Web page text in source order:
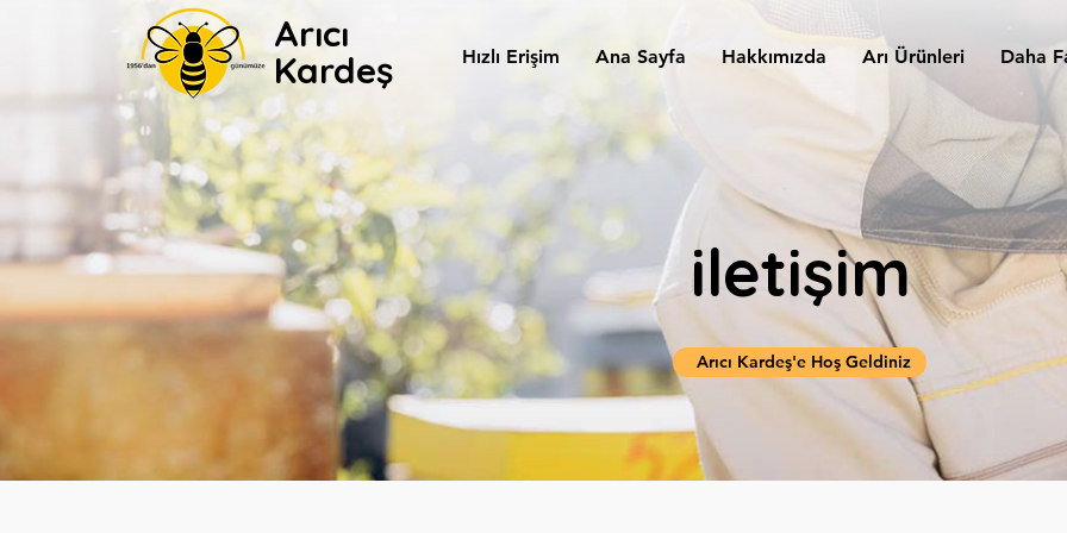
Arıcı
Kardeş
Hızlı Erişim Ana Sayfa Hakkımızda Arı Ürünleri Daha
iletişim
Arıcı Kardeş'e Hoş Geldiniz